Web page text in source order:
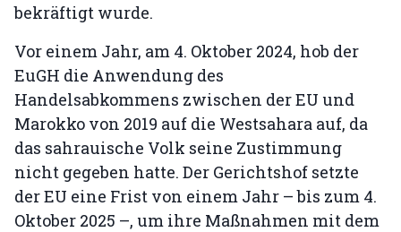
bekräftigt wurde.
Vor einem Jahr, am 4. Oktober 2024, hob der
EuGH die Anwendung des
Handelsabkommens zwischen der EU und
Marokko von 2019 auf die Westsahara auf, da
das sahrauische Volk seine Zustimmung
nicht gegeben hatte. Der Gerichtshof setzte
der EU eine Frist von einem Jahr – bis zum 4.
Oktober 2025 –, um ihre Maßnahmen mit dem